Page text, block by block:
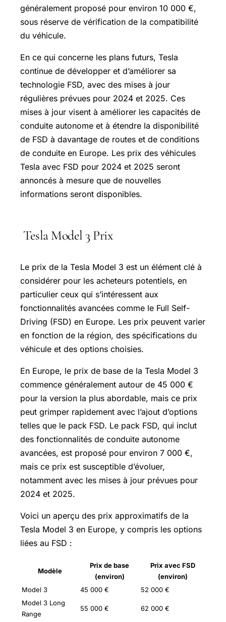
généralement proposé pour environ 10 000 €,
sous réserve de vérification de la compatibilité
du véhicule.
En ce qui concerne les plans futurs, Tesla
continue de développer et d’améliorer sa
technologie FSD, avec des mises à jour
régulières prévues pour 2024 et 2025. Ces
mises à jour visent à améliorer les capacités de
conduite autonome et à étendre la disponibilité
de FSD à davantage de routes et de conditions
de conduite en Europe. Les prix des véhicules
Tesla avec FSD pour 2024 et 2025 seront
annoncés à mesure que de nouvelles
informations seront disponibles.
Tesla Model 3 Prix
Le prix de la Tesla Model 3 est un élément clé à
considérer pour les acheteurs potentiels, en
particulier ceux qui s’intéressent aux
fonctionnalités avancées comme le Full Self-
Driving (FSD) en Europe. Les prix peuvent varier
en fonction de la région, des spécifications du
véhicule et des options choisies.
En Europe, le prix de base de la Tesla Model 3
commence généralement autour de 45 000 €
pour la version la plus abordable, mais ce prix
peut grimper rapidement avec l’ajout d’options
telles que le pack FSD. Le pack FSD, qui inclut
des fonctionnalités de conduite autonome
avancées, est proposé pour environ 7 000 €,
mais ce prix est susceptible d’évoluer,
notamment avec les mises à jour prévues pour
2024 et 2025.
Voici un aperçu des prix approximatifs de la
Tesla Model 3 en Europe, y compris les options
liées au FSD :
Modèle
Prix de base
(environ)
Prix avec FSD
(environ)
Model 3
45 000 €
52 000 €
Model 3 Long
Range
55 000 € 62 000 €